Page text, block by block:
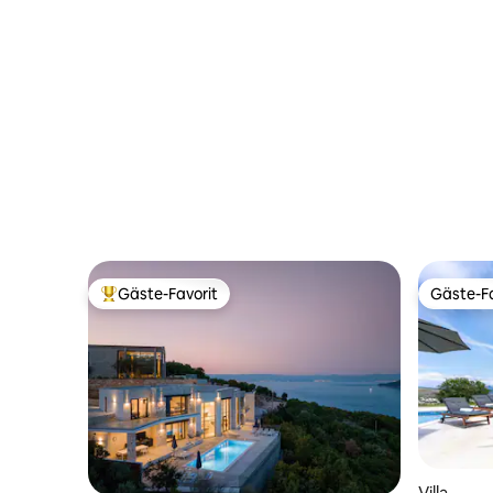
Beliebter Gäste-Favorit.
Gäste-Favorit Gäste-
Gäste-